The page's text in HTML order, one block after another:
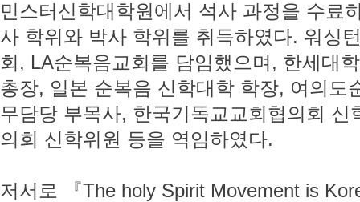
민스터신학대학원에서 석사 과정을 수료
사 학위와 박사 학위를 취득하였다. 워싱
회, LA순복음교회를 담임했으며, 한세대
총장, 일본 순복음 신학대학 학장, 여의도
무담당 부목사, 한국기독교교회협의회
의회 신학위원 등을 역임하였다.
저서로 『The holy Spirit Movement is